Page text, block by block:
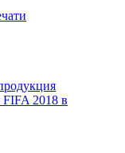
2018 в